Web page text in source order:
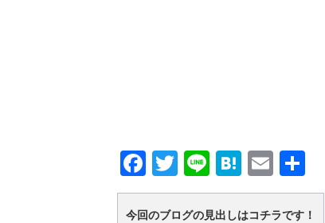
Facebook
Twitter
LineHatena
Email
有
今回のブログの見出しはコチラです！